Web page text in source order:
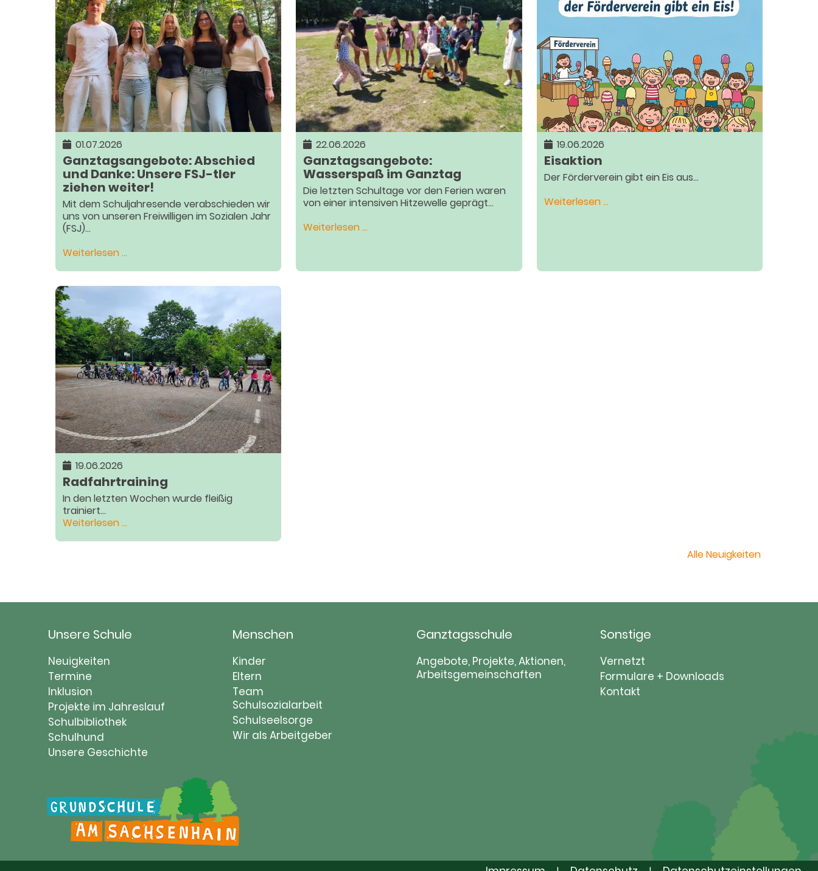
01.07.2026
Ganztagsangebote: Abschied
und Danke: Unsere FSJ-tler
ziehen weiter!
Mit dem Schuljahresende verabschieden wir
uns von unseren Freiwilligen im Sozialen Jahr
(FSJ)...
Weiterlesen …Ganztagsangebote:
Danke:
Unsere
tler
ziehen
weiter!
22.06.2026
Ganztagsangebote:
Wasserspaß im Ganztag
Die letzten Schultage vor den Ferien waren
von einer intensiven Hitzewelle geprägt...
Weiterlesen …Ganztagsangebote:
19.06.2026
Eisaktion
Der Förderverein gibt ein Eis aus...
Weiterlesen …Eisaktion
19.06.2026
Radfahrtraining
In den letzten Wochen wurde fleißig
trainiert...
Weiterlesen …Radfahrtraining
Alle Neuigkeiten
Unsere Schule
Navigation
überspringen
Neuigkeiten
Termine
Inklusion
Projekte im Jahreslauf
Schulbibliothek
Schulhund
Unsere Geschichte
Menschen
Navigation
überspringen
Kinder
Eltern
Team
Schulsozialarbeit
Schulseelsorge
Wir als Arbeitgeber
Ganztagsschule
Navigation
überspringen
Angebote, Projekte, Aktionen,
Arbeitsgemeinschaften
Sonstige
Navigation
überspringen
Vernetzt
Formulare + Downloads
Kontakt